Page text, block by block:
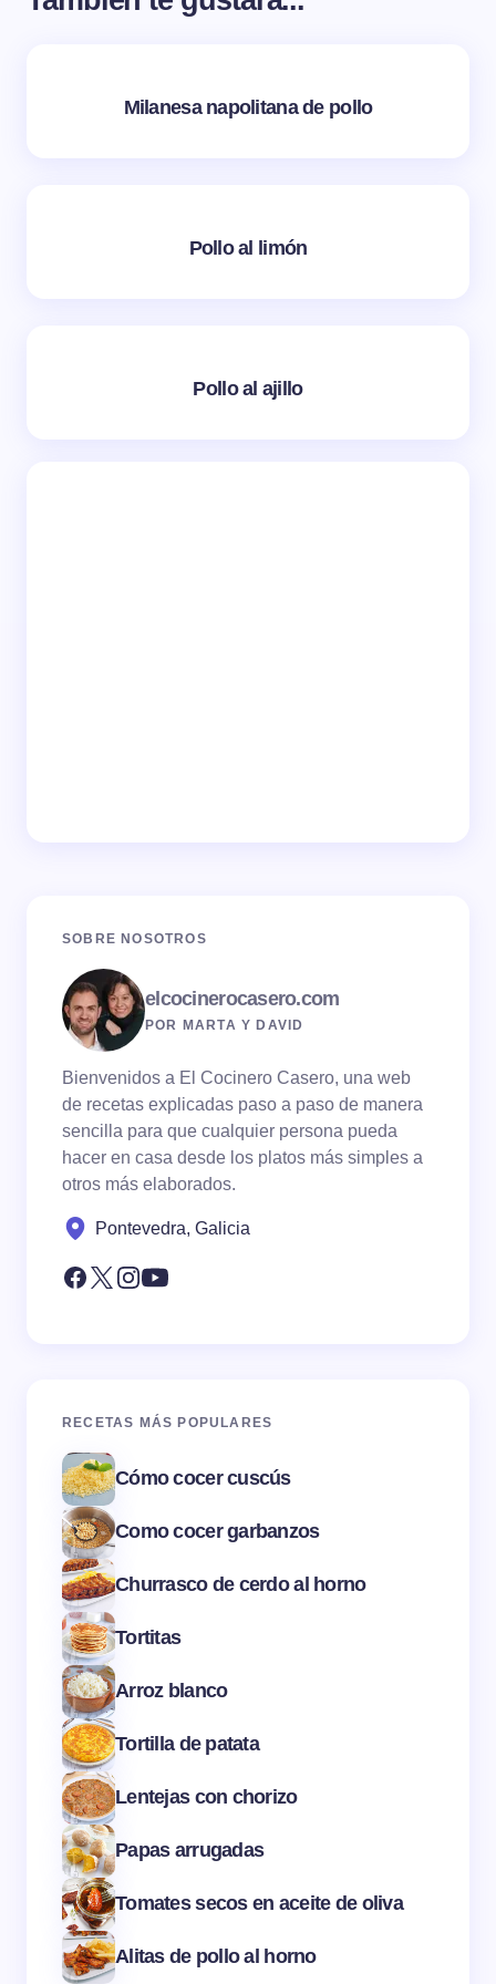
Milanesa napolitana de pollo
Pollo al limón
Pollo al ajillo
SOBRE NOSOTROS
elcocinerocasero.com
POR MARTA Y DAVID
Bienvenidos a El Cocinero Casero, una web
de recetas explicadas paso a paso de manera
sencilla para que cualquier persona pueda
hacer en casa desde los platos más simples a
otros más elaborados.
Pontevedra, Galicia
RECETAS MÁS POPULARES
Cómo cocer cuscús
Como cocer garbanzos
Churrasco de cerdo al horno
Tortitas
Arroz blanco
Tortilla de patata
Lentejas con chorizo
Papas arrugadas
Tomates secos en aceite de oliva
Alitas de pollo al horno